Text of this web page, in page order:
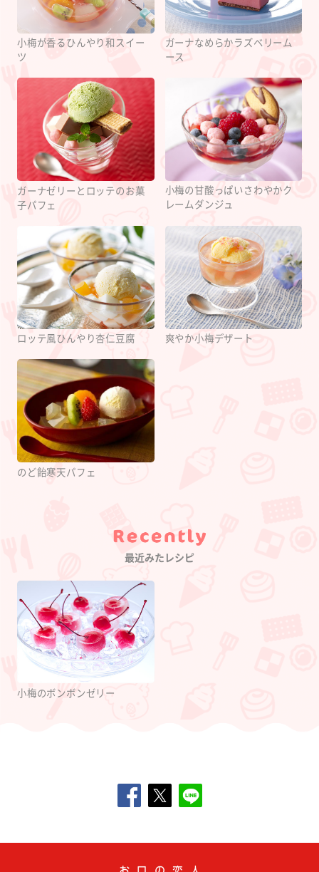
小梅が香るひんやり和スイー
ツ
ガーナなめらかラズベリーム
ース
ガーナゼリーとロッテのお菓
子パフェ
小梅の甘酸っぱいさわやかク
レームダンジュ
ロッテ風ひんやり杏仁豆腐 爽やか小梅デザート
のど飴寒天パフェ
Category
最近みたレシピ
小梅のボンボンゼリー